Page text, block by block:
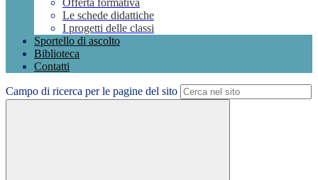
Offerta formativa
Le schede didattiche
I progetti delle classi
Sportello di ascolto
Biblioteca
Contatti
Campo di ricerca per le pagine del sito